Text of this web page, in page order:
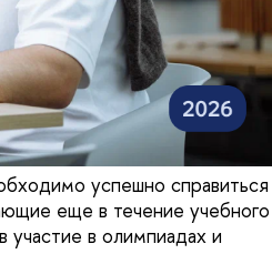
успешно справиться
еще в течение учебного
участие в олимпиадах и